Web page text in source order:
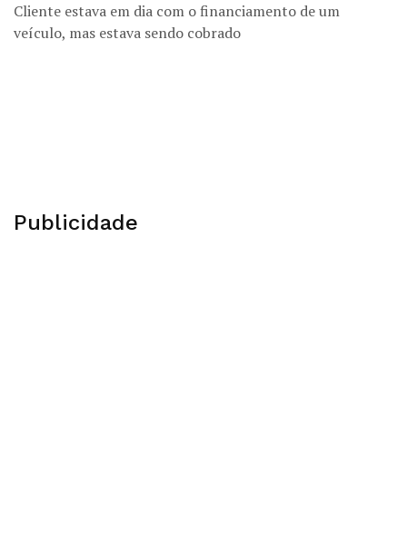
Cliente estava em dia com o financiamento de um
veículo, mas estava sendo cobrado
Publicidade